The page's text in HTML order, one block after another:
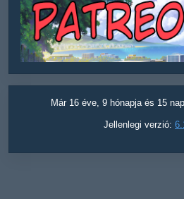
Már 16 éve, 9 hónapja és 15
Jellenlegi verzió: